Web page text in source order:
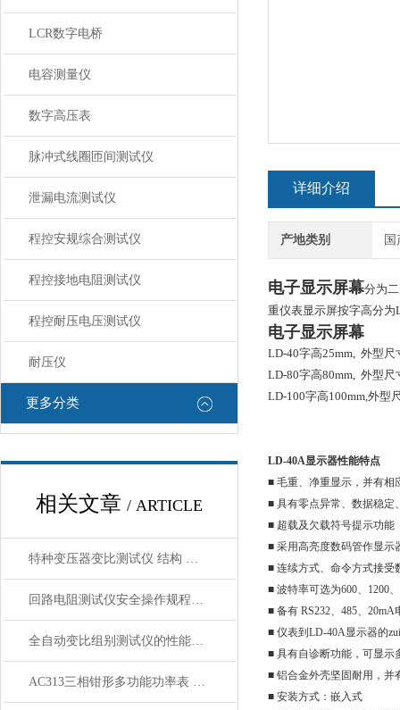
LCR数字电桥
电容测量仪
数字高压表
脉冲式线圈匝间测试仪
泄漏电流测试仪
程控安规综合测试仪
程控接地电阻测试仪
程控耐压电压测试仪
耐压仪
更多分类
相关文章 / ARTICLE
特种变压器变比测试仪 结构 与功能
回路电阻测试仪安全操作规程是怎样的?
全自动变比组别测试仪的性能特点
AC313三相钳形多功能功率表 讲解
详细介绍
产地类别 国
电子显示屏幕分为
重仪表显示屏按字高分为
电子显示屏幕
LD-40字高25mm, 外型尺
LD-80字高80mm, 外型尺
LD-100字高100mm,外型
LD-40A显示器性能特点
■ 毛重、净重显示，并有
■ 具有零点异常、数据稳
■ 超载及欠载符号提示功能
■ 采用高亮度数码管作显示
■ 连续方式、命令方式接受
■ 波特率可选为600、1200
■ 备有 RS232、485、
■ 仪表到LD-40A显示器的
■ 具有自诊断功能，可显示
■ 铝合金外壳坚固耐用，
■ 安装方式：嵌入式